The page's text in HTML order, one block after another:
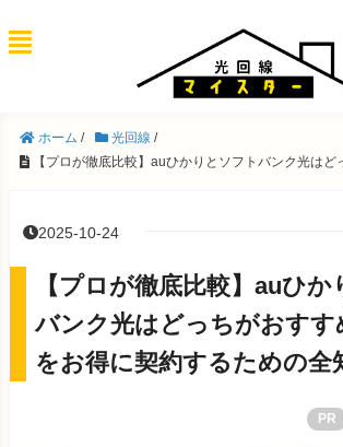
ホーム / 光回線 /
【プロが徹底比較】auひかりとソフトバンク光は
2025-10-24
【プロが徹底比較】auひか
バンク光はどっちがおすす
をお得に契約するための全
PR